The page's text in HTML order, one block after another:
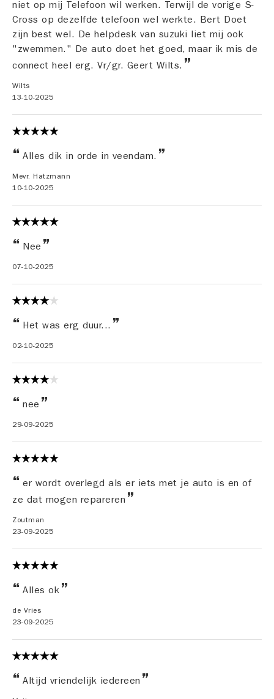
niet op mij Telefoon wil werken. Terwijl de vorige S-
Cross op dezelfde telefoon wel werkte. Bert Doet
zijn best wel. De helpdesk van suzuki liet mij ook
"zwemmen." De auto doet het goed, maar ik mis de
connect heel erg. Vr/gr. Geert Wilts.
Wilts
13-10-2025
Alles dik in orde in veendam.
Mevr. Hatzmann
10-10-2025
Nee
07-10-2025
Het was erg duur...
02-10-2025
nee
29-09-2025
er wordt overlegd als er iets met je auto is en of
ze dat mogen repareren
Zoutman
23-09-2025
Alles ok
de Vries
23-09-2025
Altijd vriendelijk iedereen